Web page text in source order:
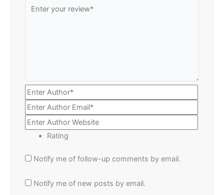
Rating
Notify me of follow-up comments by email.
Notify me of new posts by email.